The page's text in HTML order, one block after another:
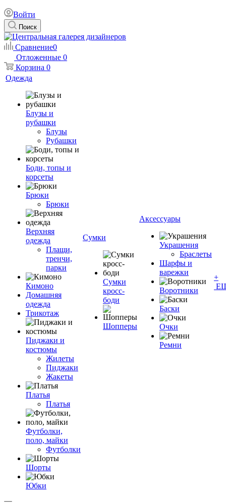
Войти
Поиск
Сравнение0
Отложенные 0
Корзина 0
Одежда
Блузы и
рубашки
Блузы
Рубашки
Боди, топы и
корсеты
Брюки
Брюки
Верхняя
одежда
Плащи,
тренчи,
парки
Кимоно
Домашняя
одежда
Трикотаж
Пиджаки и
костюмы
Жилеты
Пиджаки
Жакеты
Платья
Платья
Футболки,
поло, майки
Футболки
Шорты
Юбки
Сумки
Сумки
кросс-
боди
Шопперы
Аксессуары
Украшения
Браслеты
Шарфы и
варежки
Воротники
Баски
Очки
Ремни
+